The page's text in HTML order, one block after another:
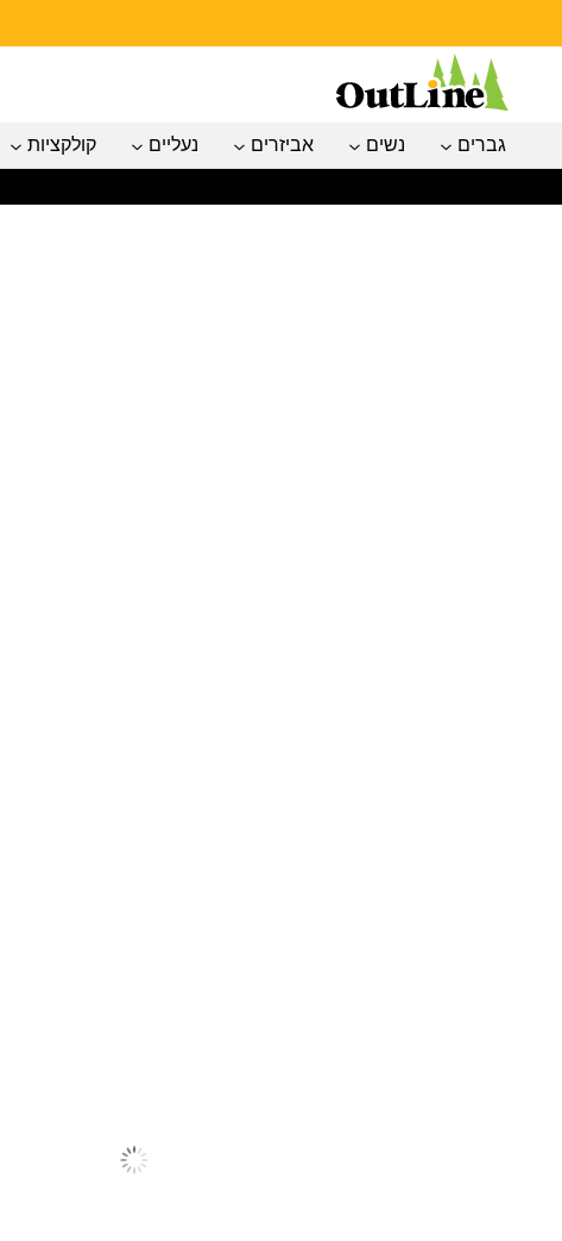
גברים נשים אביזרים נעליים קולקציות